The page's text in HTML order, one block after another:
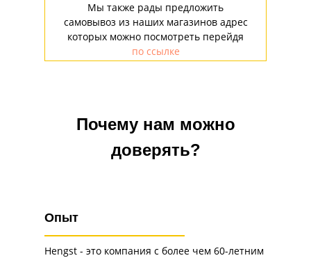
Мы также рады предложить
самовывоз из наших магазинов адрес
которых можно посмотреть перейдя
по ссылке
Почему нам можно
доверять?
Опыт
Hengst - это компания с более чем 60-летним